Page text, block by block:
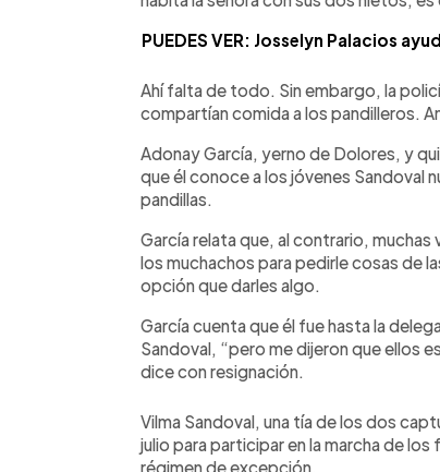
PUEDES VER: Josselyn Palacios
Ahí falta de todo. Sin embargo, la
compartían comida a los pandilleros.
Adonay García, yerno de Dolores, y
que él conoce a los jóvenes Sandoval
pandillas.
García relata que, al contrario, muchas
los muchachos para pedirle cosas de
opción que darles algo.
García cuenta que él fue hasta la
Sandoval, “pero me dijeron que ellos
dice con resignación.
Vilma Sandoval, una tía de los dos
julio para participar en la marcha de
régimen de excepción.